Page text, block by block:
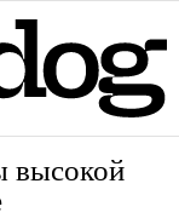
высокой